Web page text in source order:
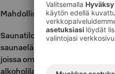
Mahdolliset lisätunnit 100€ / h
Saunatiloissa on jääkaapeissa
saunaelämyksen. Hotellin
joissa omien juomien ja
alkoholilainsäädännön mukaan